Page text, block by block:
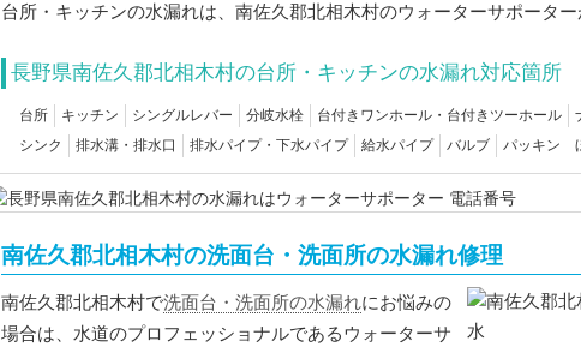
台所・キッチンの水漏れは、南佐久郡北相木村のウォーターサポーター
長野県南佐久郡北相木村の台所・キッチンの水漏れ対応箇所
台所 キッチン シングルレバー 分岐水栓 台付きワンホール・台付きツーホール
シンク
排水溝・排水口 排水パイプ・下水パイプ 給水パイプ バルブ パッキン
南佐久郡北相木村の洗面台・洗面所の水漏れ修理
南佐久郡北相木村で洗面台・洗面所の水漏れにお悩みの
場合は、水道のプロフェッショナルであるウォーターサ